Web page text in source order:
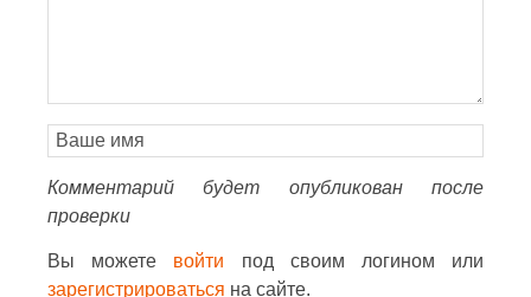
Комментарий будет опубликован после
проверки
Вы можете войти под своим логином или
зарегистрироваться на сайте.